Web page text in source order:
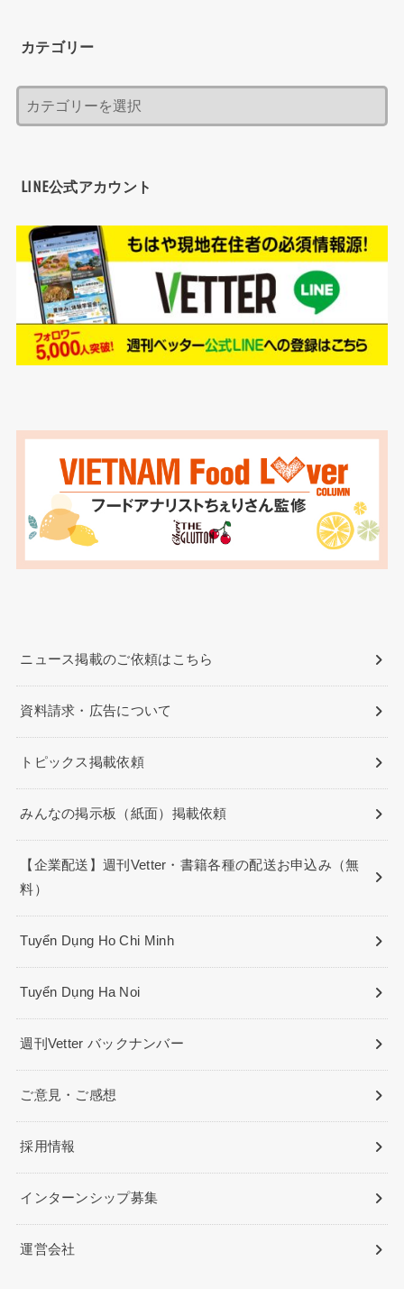
カテゴリー
LINE公式アカウント
ニュース掲載のご依頼はこちら
資料請求・広告について
トピックス掲載依頼
みんなの掲示板（紙面）掲載依頼
【企業配送】週刊Vetter・書籍各種の配送お申込み（無
料）
Tuyển Dụng Ho Chi Minh
Tuyển Dụng Ha Noi
週刊Vetter バックナンバー
ご意見・ご感想
採用情報
インターンシップ募集
運営会社